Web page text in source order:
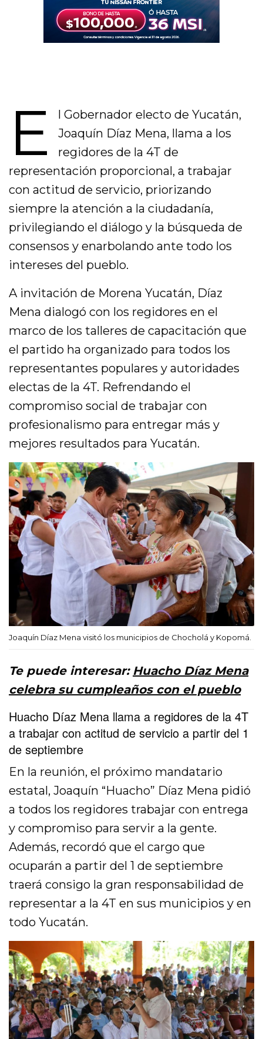
E
l Gobernador electo de Yucatán,
Joaquín Díaz Mena, llama a los
regidores de la 4T de
representación proporcional, a trabajar
con actitud de servicio, priorizando
siempre la atención a la ciudadanía,
privilegiando el diálogo y la búsqueda de
consensos y enarbolando ante todo los
intereses del pueblo.
A invitación de Morena Yucatán, Díaz
Mena dialogó con los regidores en el
marco de los talleres de capacitación que
el partido ha organizado para todos los
representantes populares y autoridades
electas de la 4T. Refrendando el
compromiso social de trabajar con
profesionalismo para entregar más y
mejores resultados para Yucatán.
Joaquín Díaz Mena visitó los municipios de Chocholá y Kopomá.
Te puede interesar: Huacho Díaz Mena
celebra su cumpleaños con el pueblo
Huacho Díaz Mena llama a regidores de la 4T
a trabajar con actitud de servicio a partir del 1
de septiembre
En la reunión, el próximo mandatario
estatal, Joaquín “Huacho” Díaz Mena pidió
a todos los regidores trabajar con entrega
y compromiso para servir a la gente.
Además, recordó que el cargo que
ocuparán a partir del 1 de septiembre
traerá consigo la gran responsabilidad de
representar a la 4T en sus municipios y en
todo Yucatán.